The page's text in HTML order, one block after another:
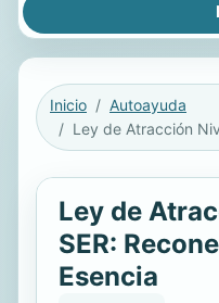
Inicio
Autoayuda
Ley de
SER:
Esencia